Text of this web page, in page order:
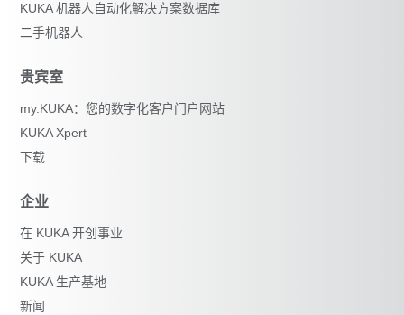
KUKA 机器人自动化解决方案数据库
二手机器人
贵宾室
my.KUKA：您的数字化客户门户网站
KUKA Xpert
下载
企业
在 KUKA 开创事业
关于 KUKA
KUKA 生产基地
新闻